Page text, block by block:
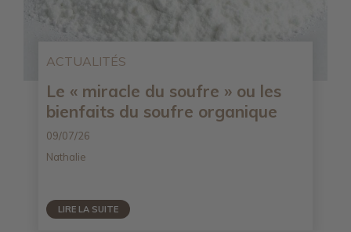
ACTUALITÉS
Le « miracle du soufre » ou les
bienfaits du soufre organique
09/07/26
Nathalie
LIRE LA SUITE